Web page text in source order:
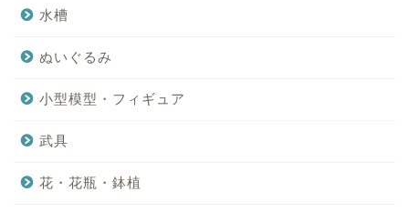
水槽
ぬいぐるみ
小型模型・フィギュア
武具
花・花瓶・鉢植